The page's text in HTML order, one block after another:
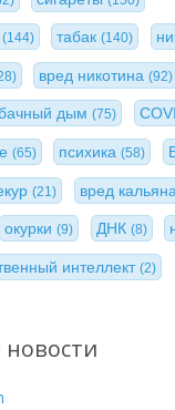
(144) табак(140)
вред никотина(92)
дым(75)
(65) психика(58)
(21) вред кальяна
окурки(9) ДНК (8)
интеллект(2)